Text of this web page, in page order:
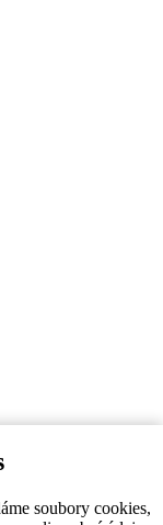
soubory cookies,